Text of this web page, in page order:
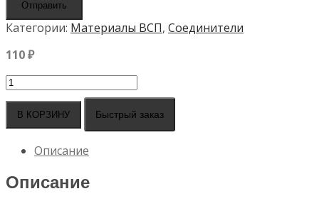
Отправить
Категории: Материалы ВСП, Соединители
110₽
Количество
Соединитель
рельсовый
приварной
СРСМ-8-
01
В КОРЗИНУ Быстрый заказ
Описание
Описание